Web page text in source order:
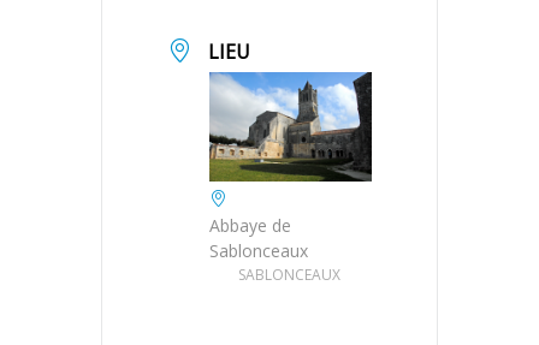
LIEU
Abbaye de
Sablonceaux
SABLONCEAUX